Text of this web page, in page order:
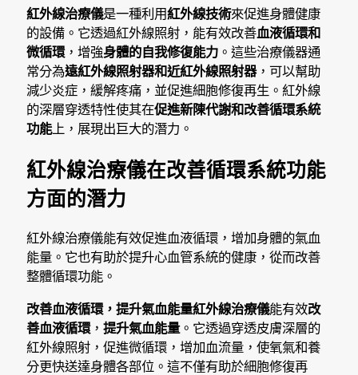
紅外線治療儀是一種利用紅外線技術來促進身體健康
的設備。它透過紅外線照射，能有效改善血液循環和
微循環，增強身體的自我修復能力 。這些治療儀器通
常分為遠紅外線照射器和近紅外線照射器，可以幫助
減少炎症，緩解疼痛，並促進細胞修復再生。紅外線
的深層穿透特性使其在促進新陳代謝和改善循環系統
功能上，展現出巨大的潛力。
紅外線治療儀在改善循環系統功能
方面的潛力
紅外線治療儀能有效促進血液循環，增加身體的氣血
能量。它也有助於提升心血管系統的健康，從而改善
整體循環功能。
改善血液循環，提升氣血能量紅外線治療儀能有效改
善血液循環，提升氣血能量。它透過穿透皮膚深層的
紅外線照射，促進微循環，增加血流量，使氧氣和養
分更快送達身體各部位。這不僅有助於細胞修復再